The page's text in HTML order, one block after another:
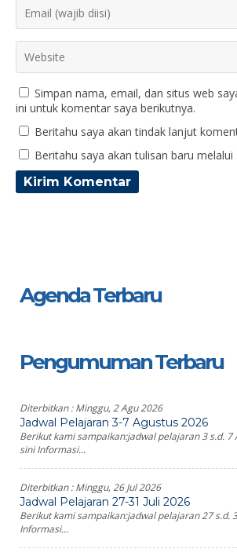
Simpan nama, email, dan situs web
ini untuk komentar saya berikutnya.
Beritahu saya akan tindak lanjut
Beritahu saya akan tulisan baru melalui
Agenda Terbaru
Pengumuman Terbaru
Diterbitkan :Minggu, 2 Agu 2026
Jadwal Pelajaran 3-7 Agustus 2026
Berikut kami sampaikan:jadwal pelajaran 3 s.d. 7
sini Informasi...
Diterbitkan :Minggu, 26 Jul 2026
Jadwal Pelajaran 27-31 Juli 2026
Berikut kami sampaikan:jadwal pelajaran 27 s.d.
Informasi...